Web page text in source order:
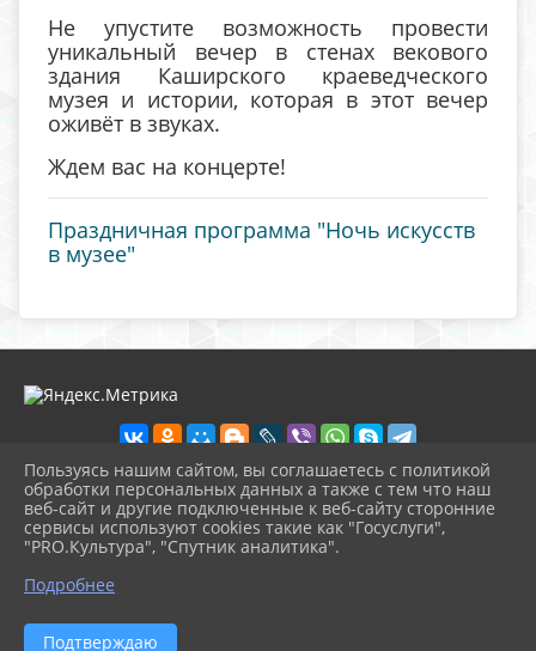
Не упустите возможность провести
уникальный вечер в стенах векового
здания Каширского краеведческого
музея и истории, которая в этот вечер
оживёт в звуках.
Ждем вас на концерте!
Праздничная программа "Ночь искусств
в музее"
2026 г. музей-кашира.рф
Вход
Карта сайта
Политика обработки персональных данных
Сделано на KubCMS
Разработка и поддержка
Пользуясь нашим сайтом, вы соглашаетесь с политикой
обработки персональных данных а также с тем что наш
веб-сайт и другие подключенные к веб-сайту сторонние
сервисы используют cookies такие как "Госуслуги",
"PRO.Культура", "Спутник аналитика".
Подробнее
Подтверждаю